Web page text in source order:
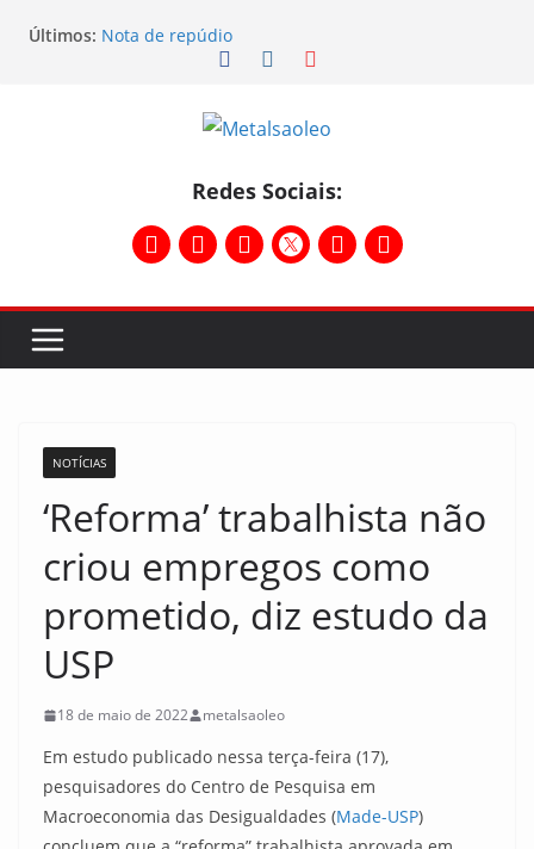
Últimos: Nota de repúdio
Conselho Diretivo da CNM/CUT debate indústria e
Physioclinic: parceira do Sindicato
Assembleia na Taurus – Campanha salarial
Assembleia na Taurus fortalece campanha
salarial e mostra a força da categoria que exige
reajuste
Redes Sociais:
NOTÍCIAS
‘Reforma’ trabalhista não
criou empregos como
prometido, diz estudo da
USP
18 de maio de 2022 metalsaoleo
Em estudo publicado nessa terça-feira (17),
pesquisadores do Centro de Pesquisa em
Macroeconomia das Desigualdades (Made-USP)